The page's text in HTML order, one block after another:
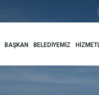
BAŞKAN BELEDİYEMİZ